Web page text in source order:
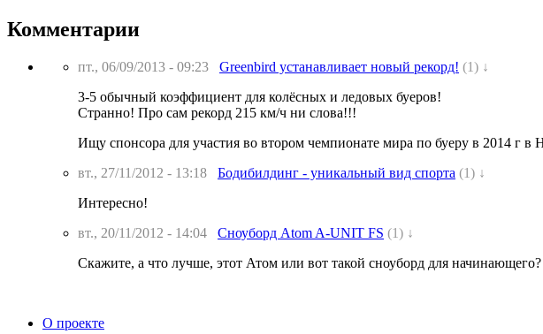
Комментарии
пт., 06/09/2013 - 09:23 Greenbird устанавливает новый рекорд! (1) ↓
3-5 обычный коэффициент для колёсных и ледовых буеров!
Странно! Про сам рекорд 215 км/ч ни слова!!!
Ищу спонсора для участия во втором чемпионате мира по буеру в 2014 г в
вт., 27/11/2012 - 13:18
Бодибилдинг - уникальный вид спорта (1) ↓
Интересно!
вт., 20/11/2012 - 14:04
Сноуборд Atom A-UNIT FS (1) ↓
Скажите, а что лучше, этот Атом или вот такой сноуборд для начинающего?
О проекте